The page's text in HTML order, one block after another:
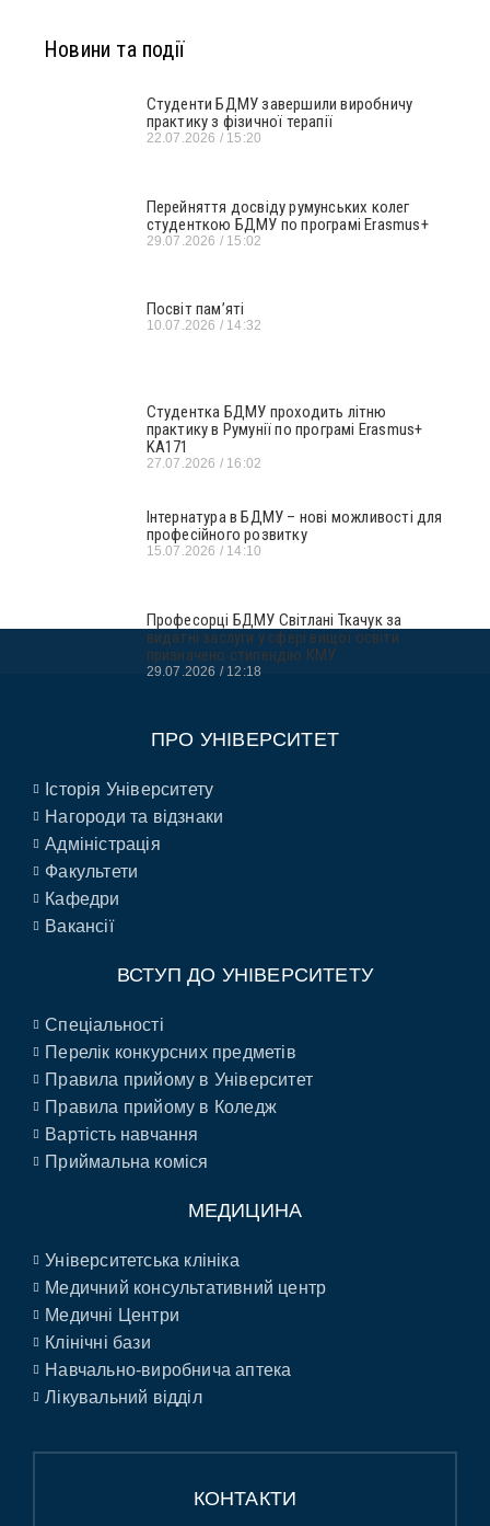
Новини та події
Студенти БДМУ завершили виробничу
практику з фізичної терапії
22.07.2026 15:20
Перейняття досвіду румунських колег
студенткою БДМУ по програмі Erasmus+
29.07.2026 15:02
Посвіт пам’яті
10.07.2026 14:32
Студентка БДМУ проходить літню
практику в Румунії по програмі Erasmus+
KA171
27.07.2026 16:02
Інтернатура в БДМУ – нові можливості для
професійного розвитку
15.07.2026 14:10
Професорці БДМУ Світлані Ткачук за
видатні заслуги у сфері вищої освіти
призначено стипендію КМУ
29.07.2026 12:18
ПРО УНІВЕРСИТЕТ
Історія Університету
Нагороди та відзнаки
Адміністрація
Факультети
Кафедри
Вакансії
ВСТУП ДО УНІВЕРСИТЕТУ
Спеціальності
Перелік конкурсних предметів
Правила прийому в Університет
Правила прийому в Коледж
Вартість навчання
Приймальна коміся
МЕДИЦИНА
Університетська клініка
Медичний консультативний центр
Медичні Центри
Клінічні бази
Навчально-виробнича аптека
Лікувальний відділ
КОНТАКТИ